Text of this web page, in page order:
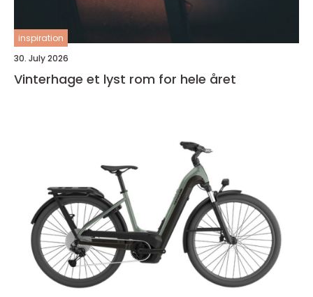
inspiration
30. July 2026
Vinterhage et lyst rom for hele året